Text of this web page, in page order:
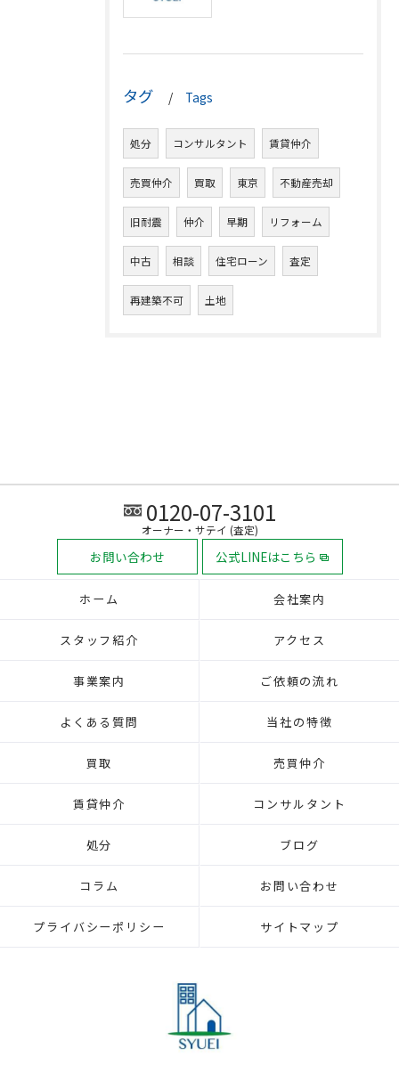
タグ Tags
処分 コンサルタント 賃貸仲介
売買仲介 買取 東京 不動産売却
旧耐震 仲介 早期 リフォーム
中古 相談 住宅ローン 査定
再建築不可 土地
0120-07-3101
オーナー・サテイ (査定)
お問い合わせ 公式LINEはこちら
ホーム 会社案内
スタッフ紹介 アクセス
事業案内 ご依頼の流れ
よくある質問 当社の特徴
買取 売買仲介
賃貸仲介 コンサルタント
処分 ブログ
コラム お問い合わせ
プライバシーポリシー サイトマップ